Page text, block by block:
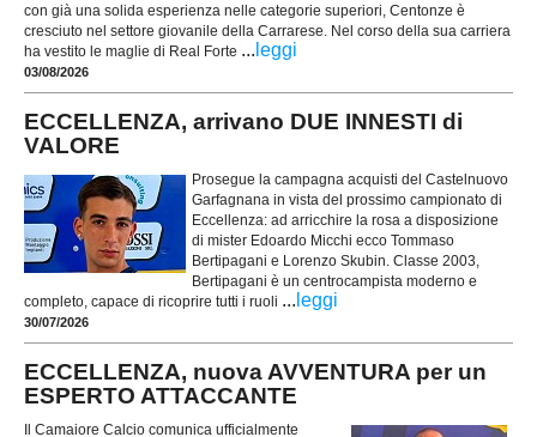
con già una solida esperienza nelle categorie superiori, Centonze è
cresciuto nel settore giovanile della Carrarese. Nel corso della sua carriera
ha vestito le maglie di Real Forte ... leggi
03/08/2026
ECCELLENZA, arrivano DUE INNESTI di
VALORE
Prosegue la campagna acquisti del Castelnuovo
Garfagnana in vista del prossimo campionato di
Eccellenza: ad arricchire la rosa a disposizione
di mister Edoardo Micchi ecco Tommaso
Bertipagani e Lorenzo Skubin. Classe 2003,
Bertipagani è un centrocampista moderno e
completo, capace di ricoprire tutti i ruoli ... leggi
30/07/2026
ECCELLENZA, nuova AVVENTURA per un
ESPERTO ATTACCANTE
Il Camaiore Calcio comunica ufficialmente